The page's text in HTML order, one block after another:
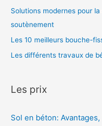
Solutions modernes pour
soutènement
Les 10 meilleurs bouche-
Les différents travaux de
Les prix
Sol en béton: